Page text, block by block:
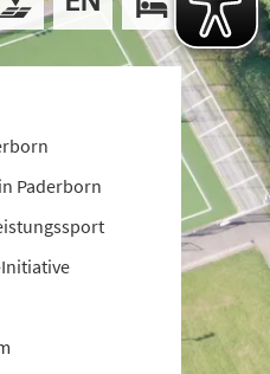
Paderborn